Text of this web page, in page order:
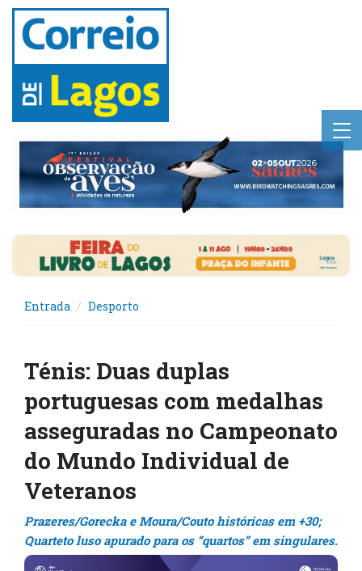
Entrada Desporto
Ténis: Duas duplas
portuguesas com medalhas
asseguradas no Campeonato
do Mundo Individual de
Veteranos
Prazeres/Gorecka e Moura/Couto históricas em +30;
Quarteto luso apurado para os “quartos” em singulares.